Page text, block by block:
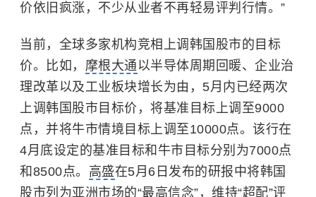
价依旧疯涨，不少从业者不再轻易评判行情。”
当前，全球多家机构竞相上调韩国股市的目标
价。比如， 摩根大通 以半导体周期回暖、企业治
理改革以及工业板块增长为由，5月内已经两次
上调韩国股市目标价，将基准目标上调至9000
点，并将牛市情境目标上调至10000点。该行在
4月底设定的基准目标和牛市目标分别为7000点
和8500点。 高盛在5月6日发布的研报中将韩国
股市列为亚洲市场的“最高信念”，维持“超配”评